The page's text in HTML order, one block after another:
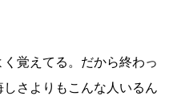
覚えてる。だから終わっ
さよりもこんな人いるん